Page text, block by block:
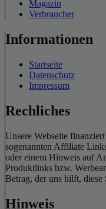
Magazin
Verbraucher
Informationen
Startseite
Datenschutz
Impressum
Rechliches
Unsere Webseite
sogenannten Affiliate
oder einem Hinweis auf
Produktlinks bzw.
Betrag, der uns hilft, diese
Hinweis